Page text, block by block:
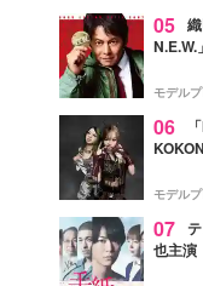
05
徴する
モデル
06
リリー
モデル
07
也主演